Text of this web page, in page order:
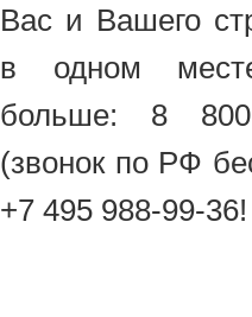
Вас и Вашего
в одном
больше: 8 800
(звонок по РФ
+7 495 988-99-36!